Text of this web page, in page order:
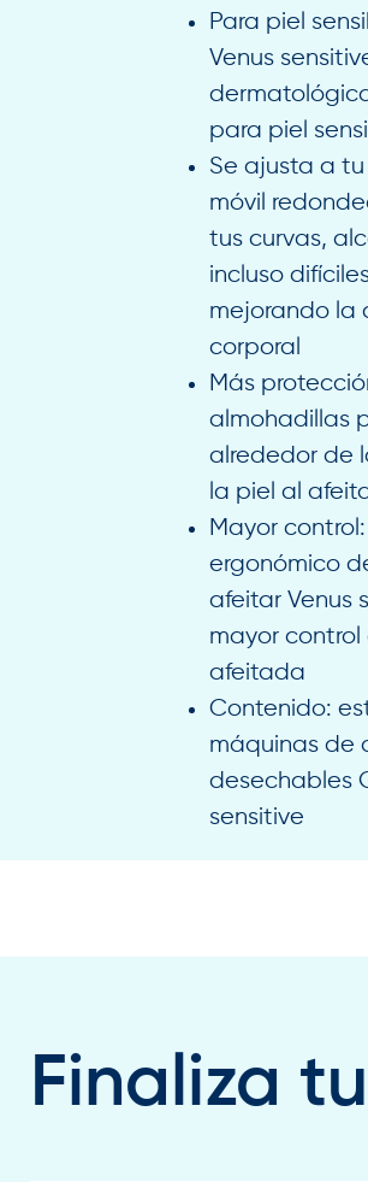
Para piel
Venus
para piel
Se ajusta a
móvil
tus curvas,
incluso
mejorando la
corporal
Más
almohadillas
alrededor de
la piel al
Mayor
ergonómico
afeitar Venus
mayor control
afeitada
Contenido:
máquinas de
desechables
sensitive
Finaliza